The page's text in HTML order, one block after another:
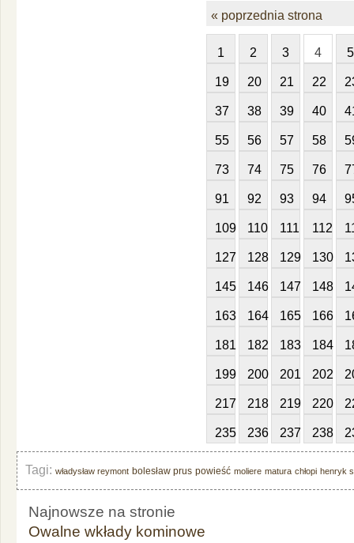
« poprzednia strona
1 2 3 4 5
19 20 21 22
37 38 39 40
55 56 57 58
73 74 75 76
91 92 93 94
109 110 111 112
127 128 129 130
145 146 147 148
163 164 165 166
181 182 183 184
199 200 201 202
217 218 219 220
235 236 237 238
Tagi: władysław reymont bolesław prus powieść moliere matura chłopi henryk
Najnowsze na stronie
Owalne wkłady kominowe